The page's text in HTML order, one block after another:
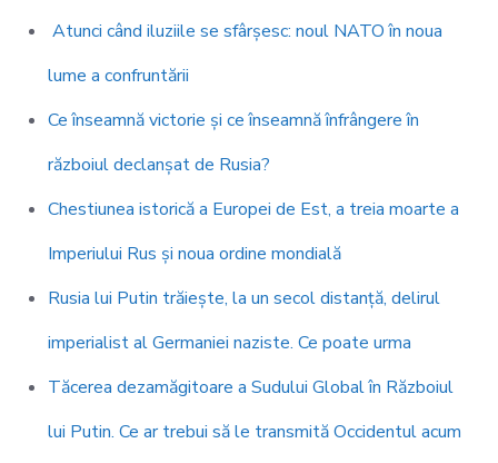
Atunci când iluziile se sfârșesc: noul NATO în noua
lume a confruntării
Ce înseamnă victorie și ce înseamnă înfrângere în
războiul declanșat de Rusia?
Chestiunea istorică a Europei de Est, a treia moarte a
Imperiului Rus și noua ordine mondială
Rusia lui Putin trăiește, la un secol distanță, delirul
imperialist al Germaniei naziste. Ce poate urma
Tăcerea dezamăgitoare a Sudului Global în Războiul
lui Putin. Ce ar trebui să le transmită Occidentul acum